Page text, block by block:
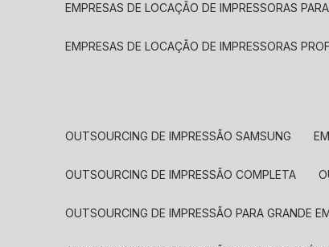
EMPRESAS DE LOCAÇÃO DE IMPRESSORAS
EMPRESAS DE LOCAÇÃO DE IMPRESSORAS
OUTSOURCING DE IMPRESSÃO SAMSUNG
OUTSOURCING DE IMPRESSÃO COMPLETA
OUTSOURCING DE IMPRESSÃO PARA GRANDE